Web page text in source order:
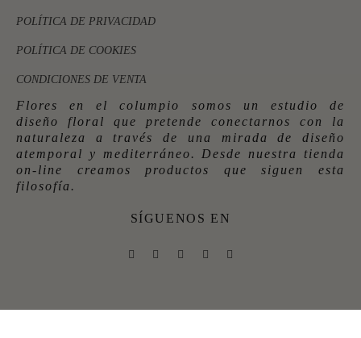
Flores en el columpio somos un estudio de
diseño floral que pretende conectarnos con la
naturaleza a través de una mirada de diseño
atemporal y mediterráneo. Desde nuestra tienda
on-line creamos productos que siguen esta
filosofía.
SÍGUENOS EN
POLÍTICA DE PRIVACIDAD
POLÍTICA DE COOKIES
CONDICIONES DE VENTA